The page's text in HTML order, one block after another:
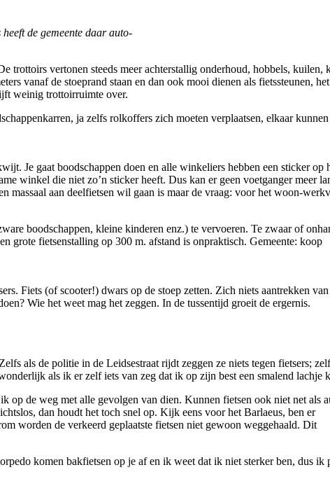
de gemeente daar auto-
trottoirs vertonen steeds meer achterstallig onderhoud, hobbels, kuilen,
vanaf de stoeprand staan en dan ook mooi dienen als fietssteunen, het
weinig trottoirruimte over.
ja zelfs rolkoffers zich moeten verplaatsen, elkaar kunnen
Je gaat boodschappen doen en alle winkeliers hebben een sticker op
winkel die niet zo’n sticker heeft. Dus kan er geen voetganger meer
massaal aan deelfietsen wil gaan is maar de vraag: voor het woon-
boodschappen, kleine kinderen enz.) te vervoeren. Te zwaar of
grote fietsenstalling op 300 m. afstand is onpraktisch. Gemeente: koop
Fiets (of scooter!) dwars op de stoep zetten. Zich niets aantrekken van
Wie het weet mag het zeggen. In de tussentijd groeit de ergernis.
als de politie in de Leidsestraat rijdt zeggen ze niets tegen fietsers;
als ik er zelf iets van zeg dat ik op zijn best een smalend lachje
op de weg met alle gevolgen van dien. Kunnen fietsen ook niet net als
dan houdt het toch snel op. Kijk eens voor het Barlaeus, ben er
worden de verkeerd geplaatste fietsen niet gewoon weggehaald. Dit
komen bakfietsen op je af en ik weet dat ik niet sterker ben, dus ik